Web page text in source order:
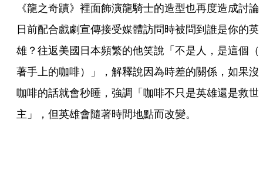
《龍之奇蹟》裡面飾演龍騎士的造型也再度造成討論
日前配合戲劇宣傳接受媒體訪問時被問到誰是你的英
雄？往返美國日本頻繁的他笑說「不是人，是這個（
著手上的咖啡）」，解釋說因為時差的關係，如果沒
咖啡的話就會秒睡，強調「咖啡不只是英雄還是救世
主」，但英雄會隨著時間地點而改變。